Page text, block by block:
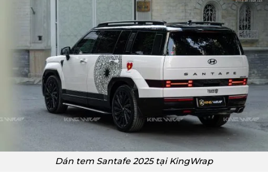
Dán tem Santafe 2025 tại KingWrap